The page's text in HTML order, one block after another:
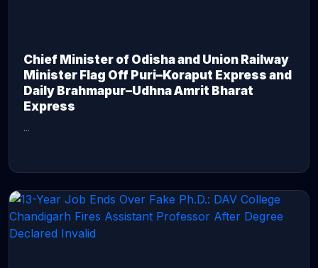
Chief Minister of Odisha and Union Railway
Minister Flag Off Puri–Koraput Express and
Daily Brahmapur–Udhna Amrit Bharat
Express
...